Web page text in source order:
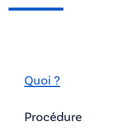
Quoi ?
Procédure